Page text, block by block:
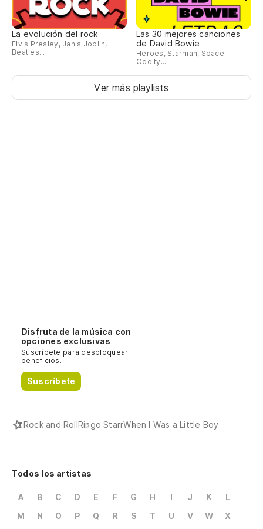
La evolución del rock
Elvis Presley, Janis Joplin,
Beatles...
Las 30 mejores canciones
de David Bowie
Heroes, Starman, Space
Oddity...
Ver más playlists
Disfruta de la música con
opciones exclusivas
Suscríbete para desbloquear
beneficios.
Suscríbete
Rock and RollRingo StarrWhen I Was a Little Boy
Todos los artistas
A B C D E F G H I J K
L
M
N O P Q R S T U V W
X